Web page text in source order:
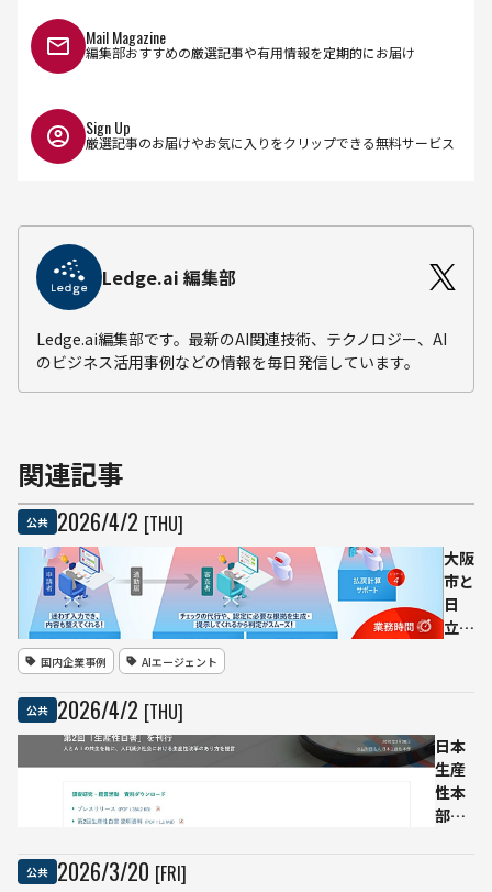
Mail Magazine
編集部おすすめの厳選記事や有用情報を定期的にお届け
Sign Up
厳選記事のお届けやお気に入りをクリップできる無料サービス
Ledge.ai 編集部
Ledge.ai編集部です。最新のAI関連技術、テクノロジー、AI
のビジネス活用事例などの情報を毎日発信しています。
関連記事
公共 2026/4/2 [THU]
大阪
市と
日
立、
活用
して
自治
体業
国内企業事例 AIエージェント
公共 2026/4/2 [THU]
日本
生産
性本
部
公共 2026/3/20 [FRI]